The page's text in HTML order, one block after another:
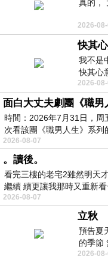
真的，
2026-
快其
我不是
快其心
愉快。
2026-
面白大丈夫劇團《職男
時間：2026年7月31日，
次看該團《職男人生》系
2026-08-07
。讀後。
看完三樓的老宅2雖然明天
繼續 續更讓我那時又重新
有
2026-08-07
立秋
預告夏
的季節
舒心 轉
2026-